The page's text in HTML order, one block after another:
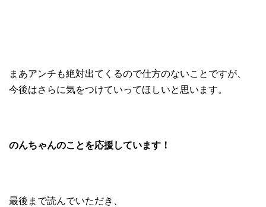
まあアンチも絶対出てくるので仕方のないことですが、
今後はさらに気をつけていってほしいと思います。
のんちゃんのことを応援しています！
最後まで読んでいただき、